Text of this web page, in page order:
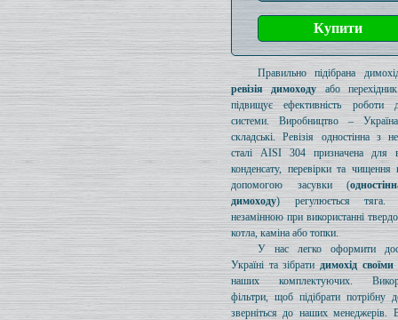
Правильно підібрана
ревізія димоходу або
підвищує ефективність роботи
системи. Виробництво –
складські. Ревізія одностінна з
сталі AISI 304 призначена для
конденсату, перевірки та чищення
допомогою засувки (
димоходу) регулюється
незамінною при використанні
котла, каміна або топки.
У нас легко оформити
Україні та зібрати димохід
наших комплектуючих.
фільтри, щоб підібрати потрібну
зверніться до наших менеджерів.